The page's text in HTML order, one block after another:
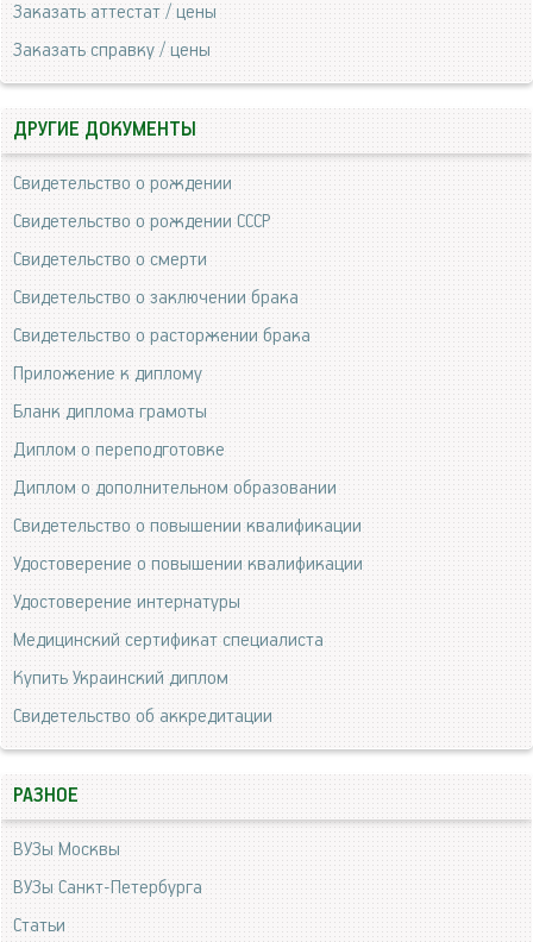
Заказать аттестат / цены
Заказать справку / цены
ДРУГИЕ ДОКУМЕНТЫ
Свидетельство о рождении
Свидетельство о рождении СССР
Свидетельство о смерти
Свидетельство о заключении брака
Свидетельство о расторжении брака
Приложение к диплому
Бланк диплома грамоты
Диплом о переподготовке
Диплом о дополнительном образовании
Свидетельство о повышении квалификации
Удостоверение о повышении квалификации
Удостоверение интернатуры
Медицинский сертификат специалиста
Купить Украинский диплом
Свидетельство об аккредитации
РАЗНОЕ
ВУЗы Москвы
ВУЗы Санкт-Петербурга
Статьи